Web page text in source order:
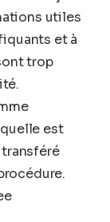
utiles
et à
trop
est